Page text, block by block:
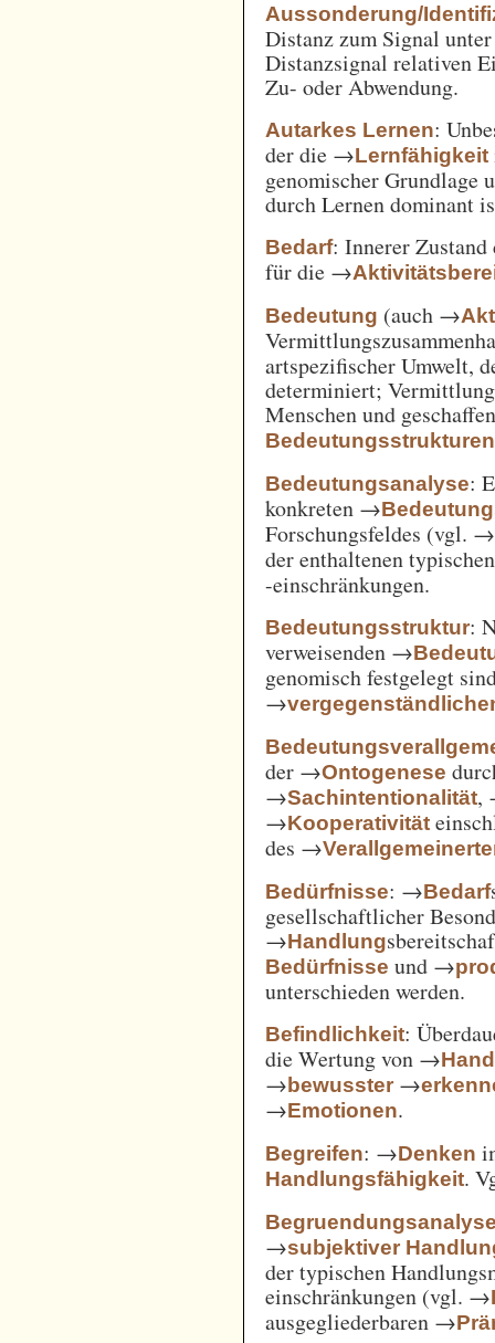
Aussonderung/
Distanz zum Signal
Distanzsignal relativen
Zu- oder Abwendung.
Autarkes Lernen:
der die →Lernfähigkeit
genomischer Grundlage
durch Lernen dominant
Bedarf: Innerer
für die →
Bedeutung (auch →
artspezifischer Umwelt,
determiniert;
Menschen und
Bedeutungsstrukturen
Bedeutungsanalyse:
konkreten →
Forschungsfeldes (vgl. →
der enthaltenen
-einschränkungen.
Bedeutungsstruktur:
verweisenden →
genomisch festgelegt
→
der →Ontogenese
→Sachintentionalität,
→Kooperativität
des →
Bedürfnisse: →Bedarf
gesellschaftlicher
→Handlung
Bedürfnisse und →
unterschieden werden.
Befindlichkeit:
die Wertung von →
→bewusster →
→Emotionen.
Begreifen: →Denken
Handlungsfähigkeit.
→subjektiver
der typischen
einschränkungen (vgl. →
ausgegliederbaren →